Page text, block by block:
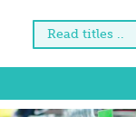
Read titles ..